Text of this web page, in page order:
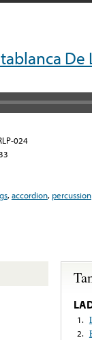
De
024
,accordion, percussion
1.
2.